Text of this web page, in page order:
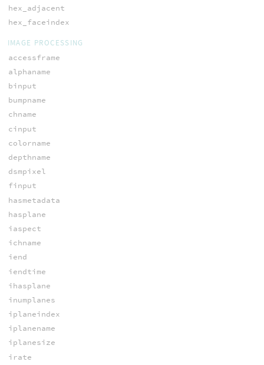
hex_adjacent
hex_faceindex
IMAGE PROCESSING
accessframe
alphaname
binput
bumpname
chname
cinput
colorname
depthname
dsmpixel
finput
hasmetadata
hasplane
iaspect
ichname
iend
iendtime
ihasplane
inumplanes
iplaneindex
iplanename
iplanesize
irate